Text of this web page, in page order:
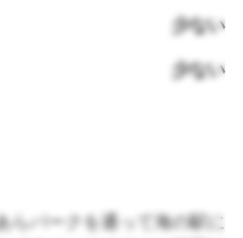
少ない
少ない
らパークを通って海の駅に